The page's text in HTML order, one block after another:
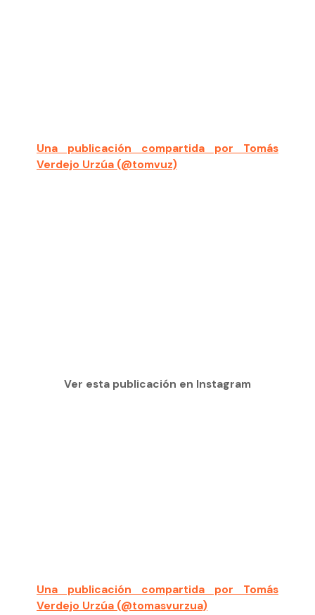
Una publicación compartida por Tomás
Verdejo Urzúa (@tomvuz)
Ver esta publicación en Instagram
Una publicación compartida por Tomás
Verdejo Urzúa (@tomasvurzua)